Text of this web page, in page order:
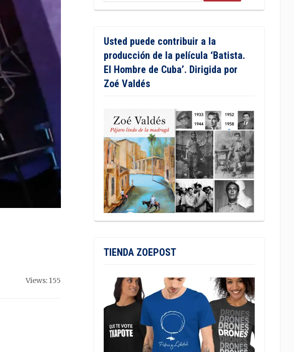
Views: 155
Usted puede contribuir a la
producción de la película ‘Batista.
El Hombre de Cuba’. Dirigida por
Zoé Valdés
TIENDA ZOEPOST